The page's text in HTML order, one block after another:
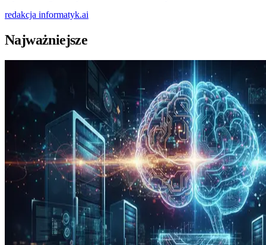
redakcja informatyk.ai
Najważniejsze